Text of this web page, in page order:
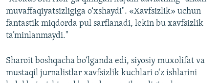
muvaffaqiyatsizligiga o‘xshaydi". «Xavfsizlik» uchun
fantastik miqdorda pul sarflanadi, lekin bu xavfsizlik
ta’minlanmaydi."
Sharoit boshqacha bo‘lganda edi, siyosiy muxolifat va
mustaqil jurnalistlar xavfsizlik kuchlari o‘z ishlarini